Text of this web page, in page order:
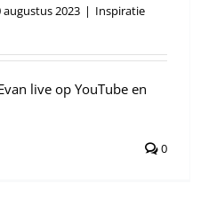
augustus 2023 | Inspiratie
live op YouTube en
0